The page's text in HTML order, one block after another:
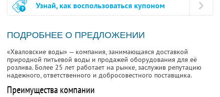
Узнай, как воспользоваться купоном
ПОДРОБНЕЕ О ПРЕДЛОЖЕНИИ
«Хваловские воды» — компания, занимающаяся доставкой
природной питьевой воды и продажей оборудования для её
розлива. Более 25 лет работает на рынке, заслужив репутацию
надежного, ответственного и добросовестного поставщика.
Преимущества компании